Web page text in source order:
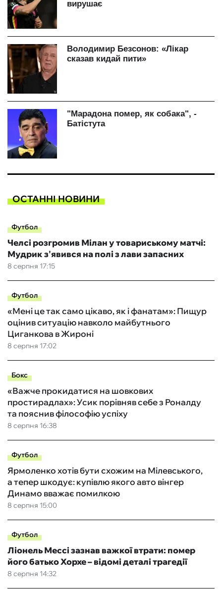
ОСТАННІ НОВИНИ
Футбол
8 серпня 17:15
Челсі розгромив Мілан у товариському матчі:
Мудрик з'явився на полі з лави запасних
Футбол
8 серпня 17:02
«Мені це так само цікаво, як і фанатам»: Пищур
оцінив ситуацію навколо майбутнього
Циганкова в Жироні
Бокс
8 серпня 16:38
«Важче прокидатися на шовкових
простирадлах»: Усик порівняв себе з Роналду
та пояснив філософію успіху
Футбол
8 серпня 15:00
Ярмоленко хотів бути схожим на Мілевського,
а тепер шкодує: купівлю якого авто вінгер
Динамо вважає помилкою
Футбол
8 серпня 14:32
Ліонель Мессі зазнав важкої втрати: помер
його батько Хорхе – відомі деталі трагедії